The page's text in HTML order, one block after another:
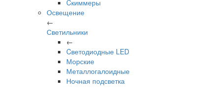
Cкиммеры
Освещение
←
Светильники
←
Cветодиодные LED
Морские
Металлогалоидные
Ночная подсветка